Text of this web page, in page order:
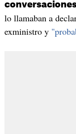
lo llamaban a
exministro y